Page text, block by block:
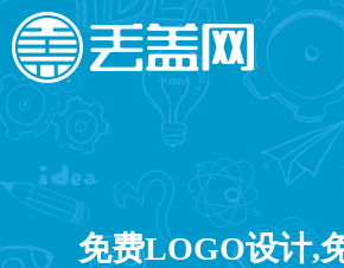
免费LOGO设计,